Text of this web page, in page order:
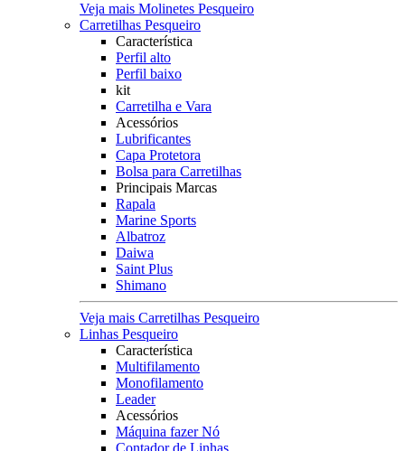
Veja mais Molinetes Pesqueiro
Carretilhas Pesqueiro
Característica
Perfil alto
Perfil baixo
kit
Carretilha e Vara
Acessórios
Lubrificantes
Capa Protetora
Bolsa para Carretilhas
Principais Marcas
Rapala
Marine Sports
Albatroz
Daiwa
Saint Plus
Shimano
Veja mais Carretilhas Pesqueiro
Linhas Pesqueiro
Característica
Multifilamento
Monofilamento
Leader
Acessórios
Máquina fazer Nó
Contador de Linhas